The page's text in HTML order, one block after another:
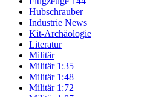
Hubschrauber
Industrie News
Kit-Archäologie
Literatur
Militär
Militär 1:35
Militär 1:48
Militär 1:72